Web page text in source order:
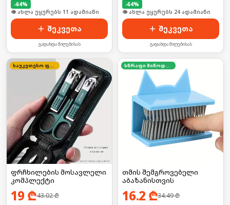
-64%
🛒 ბოლო 24სთ-ში იყიდა 16-მა
შეკვეთა
გადახდა მიღებისას
-64%
🛒 ბოლო 24სთ-ში იყიდა 31-მა
შეკვეთა
გადახდა მიღებისას
საუკეთესო ფასი
ფრჩხილების მოსავლელი
კომპლექტი
19 ₾43.02₾
სწრაფი მიწოდება
თმის შემგროვებელი
აბაზანისთვის
16.2 ₾34.49₾